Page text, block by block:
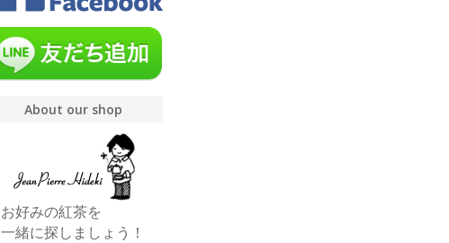
About our shop
お好みの紅茶を
一緒に探しましょう！